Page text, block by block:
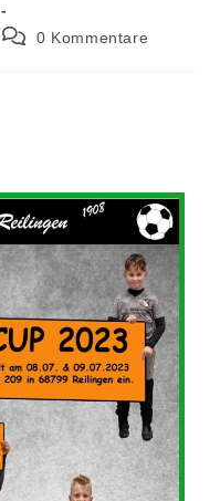
0 Kommentare